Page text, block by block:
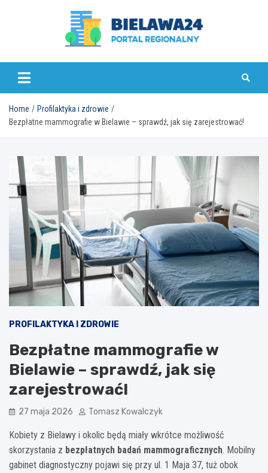
bielawa24.pl
Home
Profilaktyka i zdrowie
Bezpłatne mammografie w Bielawie – sprawdź, jak się zarejestrować!
PROFILAKTYKA I ZDROWIE
Bezpłatne mammografie w
Bielawie – sprawdź, jak się
zarejestrować!
27 maja 2026 Tomasz Kowalczyk
Kobiety z Bielawy i okolic będą miały wkrótce możliwość
skorzystania z bezpłatnych badań mammograficznych. Mobilny
gabinet diagnostyczny pojawi się przy ul. 1 Maja 37, tuż obok